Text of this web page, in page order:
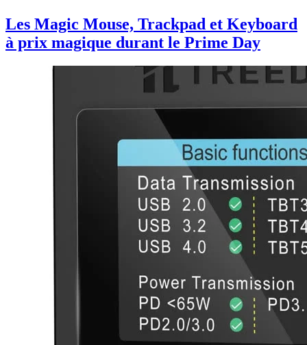
Les Magic Mouse, Trackpad et Keyboard
à prix magique durant le Prime Day